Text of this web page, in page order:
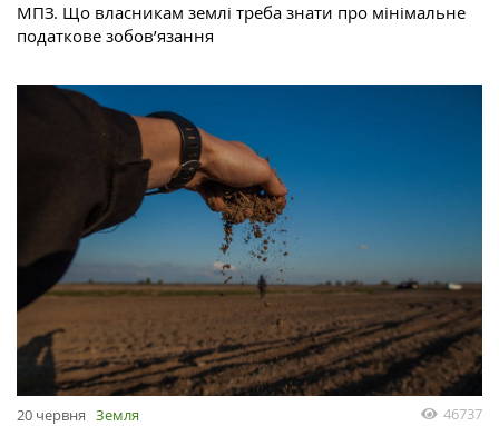
МПЗ. Що власникам землі треба знати про мінімальне
податкове зобов’язання
20 червня Земля 46737